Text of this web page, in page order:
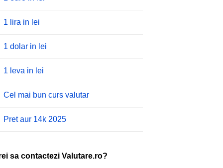
1 lira in lei
1 dolar in lei
1 leva in lei
Cel mai bun curs valutar
Pret aur 14k 2025
sa contactezi Valutare.ro?